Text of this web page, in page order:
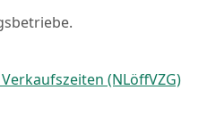
(NLöffVZG)